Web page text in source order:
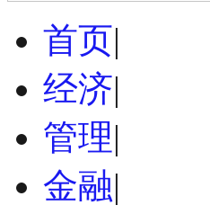
首页|
经济|
管理|
金融|